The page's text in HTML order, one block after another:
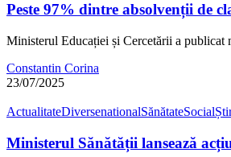
Peste 97% dintre absolvenții de
Ministerul Educației și Cercetării a
Constantin Corina
23/07/2025
ActualitateDiversenationalSănătateSocial
Ministerul Sănătății lansează